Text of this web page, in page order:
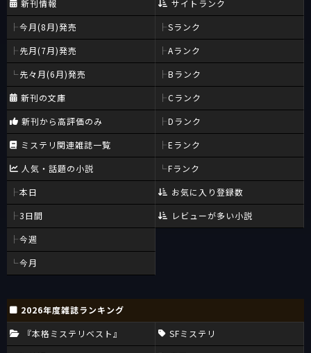
新刊情報
今月(8月)発売
先月(7月)発売
先々月(6月)発売
新刊の文庫
新刊から高評価のみ
ミステリ関連雑誌一覧
人気・話題の小説
本日
3日間
今週
今月
サイトランク
Sランク
Aランク
Bランク
Cランク
Dランク
Eランク
Fランク
お気に入り登録数
レビューが多い小説
2026年度雑誌ランキング
『本格ミステリベスト』
SFミステリ